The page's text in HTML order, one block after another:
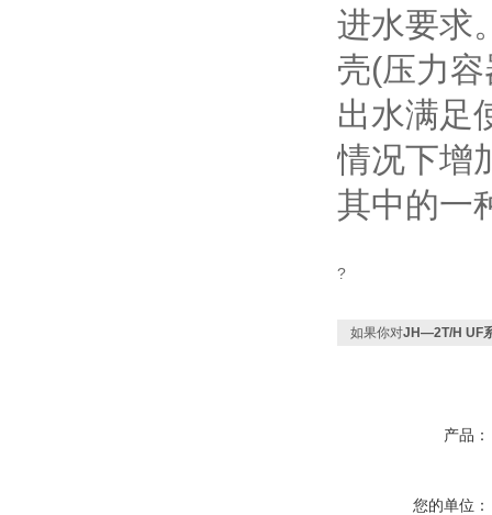
进水要求
壳(压力
出水满足
情况下增
其中的一
?
如果你对JH—2T/H UF
产品：
您的单位：